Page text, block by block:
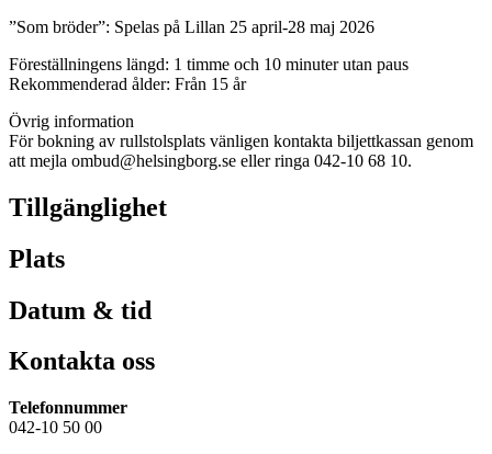
”Som bröder”: Spelas på Lillan 25 april-28 maj 2026
Föreställningens längd: 1 timme och 10 minuter utan paus
Rekommenderad ålder: Från 15 år
Övrig information
För bokning av rullstolsplats vänligen kontakta biljettkassan genom
att mejla ombud@helsingborg.se eller ringa 042-10 68 10.
Tillgänglighet
Plats
Datum & tid
Kontakta oss
Telefonnummer
042-10 50 00